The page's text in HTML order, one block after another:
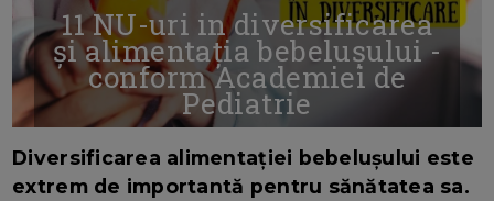
11 NU-uri in diversificarea
și alimentația bebelușului -
conform Academiei de
Pediatrie
Diversificarea alimentației bebelușului este
extrem de importantă pentru sănătatea sa.